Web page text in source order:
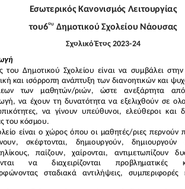
Γαλλικά… εξ
αποστάσεως
Παράλληλη στήριξη…
Γυμναστική… εξ
αποστάσεως
Εικαστικά… εξ
Τμήμα Ένταξης… εξ
αποστάσεως